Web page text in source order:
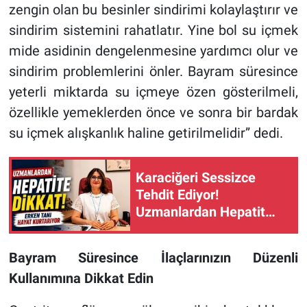
zengin olan bu besinler sindirimi kolaylaştırır ve
sindirim sistemini rahatlatır. Yine bol su içmek
mide asidinin dengelenmesine yardımcı olur ve
sindirim problemlerini önler. Bayram süresince
yeterli miktarda su içmeye özen gösterilmeli,
özellikle yemeklerden önce ve sonra bir bardak
su içmek alışkanlık haline getirilmelidir” dedi.
Karaciğeri Sessizce
Tehdit Ediyor!
Uzmanlardan Hepatit
Bayram Süresince İlaçlarınızın Düzenli
Kullanımına Dikkat Edin